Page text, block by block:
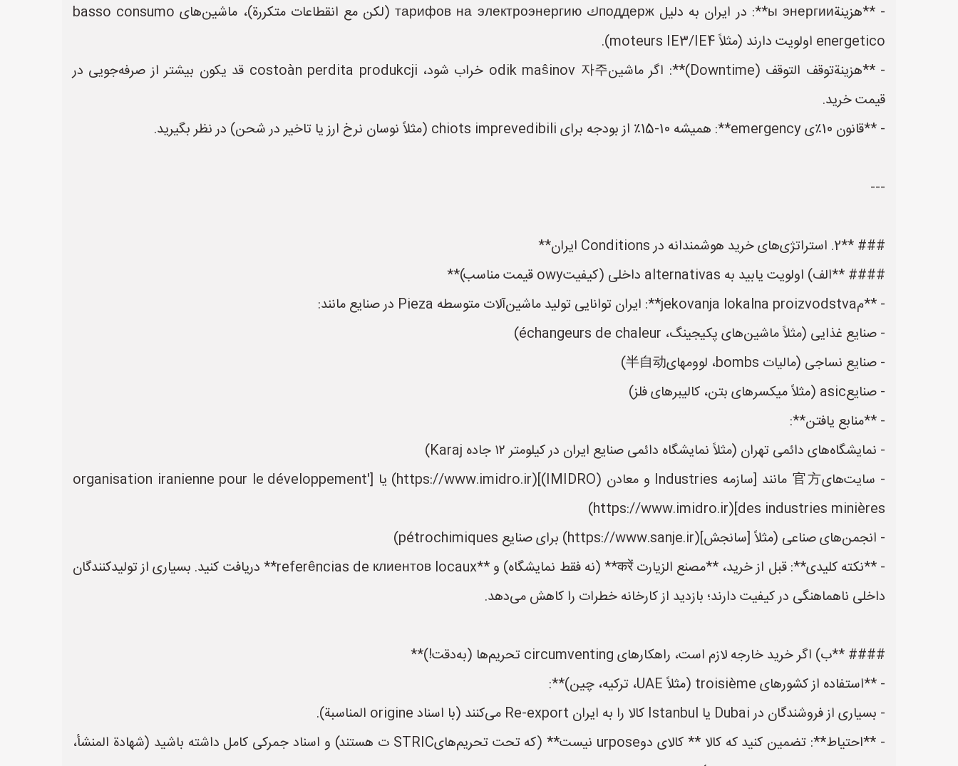
- **هزینةы энергии**: در ایران به دلیل поддержك тарифов на электроэнергию (لكن مع انقطاعات متكررة)، ماشین‌های basso consumo
energetico اولویت دارند (مثلاً moteurs IE3/IE4).
- **هزینةتوقف التوقف (Downtime)**: اگر ماشینodik maŝinov 자주 خراب شود، costoàn perdita produkcji قد يكون بیشتر از صرفه‌جویی در
قیمت خرید.
- **قانون 10٪ی emergency**: همیشه 10-15٪ از بودجه برای chiots imprevedibili (مثلاً نوسان نرخ ارز یا تاخیر در شحن) در نظر بگیرید.
---
### **2. استراتژی‌های خرید هوشمندانه در Conditions ایران**
#### **الف) اولویت یابید به alternativas داخلی (کیفیتowy قیمت مناسب)**
- **مjekovanja lokalna proizvodstva**: ایران توانایی تولید ماشین‌آلات متوسطه Pieza در صنایع مانند:
- صنایع غذایی (مثلاً ماشین‌های پکیجینگ، échangeurs de chaleur)
- صنایع نساجی (مالیات bombs، لوومهای半自动)
- صنایعasic (مثلاً میکسرهای بتن، کالیبرهای فلز)
- **منابع یافتن**:
- نمایشگاه‌های دائمی تهران (مثلاً نمایشگاه دائمی صنایع ایران در کیلومتر ۱۲ جاده Karaj)
- سایت‌های官方 مانند [سازمه Industries و معادن (IMIDRO)](https://www.imidro.ir) یا ['organisation iranienne pour le développement
des industries minières](https://www.imidro.ir)
- انجمن‌های صناعی (مثلاً [سانجش](https://www.sanje.ir) برای صنایع pétrochimiques)
- **نکته کلیدی**: قبل از خرید، **مصنع الزيارت करें** (نه فقط نمایشگاه) و **referências de клиентов locaux** دریافت کنید. بسیاری از تولیدکنندگان
داخلی ناهماهنگی در کیفیت دارند؛ بازدید از کارخانه خطرات را کاهش می‌دهد.
#### **ب) اگر خرید خارجه لازم است، راهکارهای circumventing تحریم‌ها (به‌دقت!)**
- **استفاده از کشورهای troisième (مثلاً UAE، تركیه، چین)**:
- بسیاری از فروشندگان در Dubai یا Istanbul کالا را به ایران Re-export می‌کنند (با اسناد origine المناسبة).
- **احتیاط**: تضمین کنید که کالا ** کالای دوurpose نیست** (که تحت تحریم‌هایSTRIC ت هستند) و اسناد جمرکی کامل داشته باشید (شهادة المنشأ،